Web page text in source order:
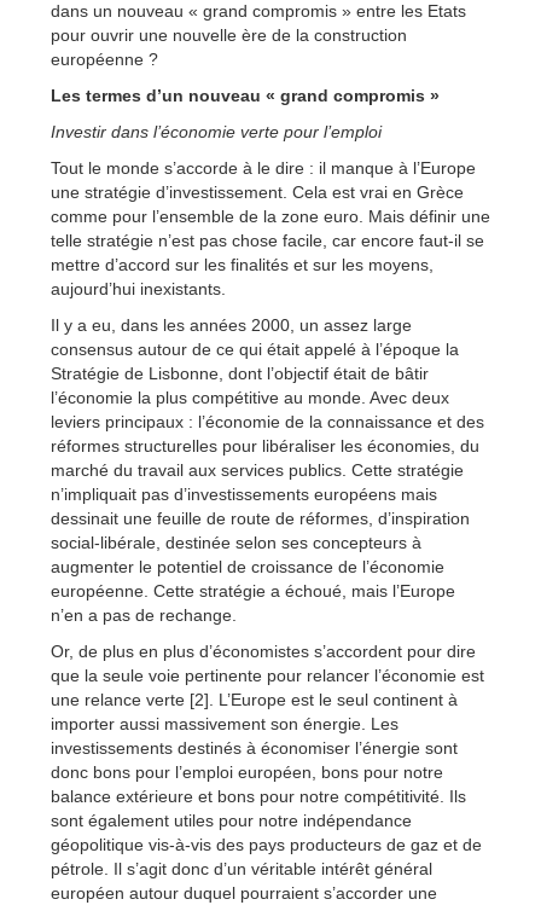
dans un nouveau « grand compromis » entre les Etats
pour ouvrir une nouvelle ère de la construction
européenne ?
Les termes d’un nouveau « grand compromis »
Investir dans l’économie verte pour l’emploi
Tout le monde s’accorde à le dire : il manque à l’Europe
une stratégie d’investissement. Cela est vrai en Grèce
comme pour l’ensemble de la zone euro. Mais définir une
telle stratégie n’est pas chose facile, car encore faut-il se
mettre d’accord sur les finalités et sur les moyens,
aujourd’hui inexistants.
Il y a eu, dans les années 2000, un assez large
consensus autour de ce qui était appelé à l’époque la
Stratégie de Lisbonne, dont l’objectif était de bâtir
l’économie la plus compétitive au monde. Avec deux
leviers principaux : l’économie de la connaissance et des
réformes structurelles pour libéraliser les économies, du
marché du travail aux services publics. Cette stratégie
n’impliquait pas d’investissements européens mais
dessinait une feuille de route de réformes, d’inspiration
social-libérale, destinée selon ses concepteurs à
augmenter le potentiel de croissance de l’économie
européenne. Cette stratégie a échoué, mais l’Europe
n’en a pas de rechange.
Or, de plus en plus d’économistes s’accordent pour dire
que la seule voie pertinente pour relancer l’économie est
une relance verte [2]. L’Europe est le seul continent à
importer aussi massivement son énergie. Les
investissements destinés à économiser l’énergie sont
donc bons pour l’emploi européen, bons pour notre
balance extérieure et bons pour notre compétitivité. Ils
sont également utiles pour notre indépendance
géopolitique vis-à-vis des pays producteurs de gaz et de
pétrole. Il s’agit donc d’un véritable intérêt général
européen autour duquel pourraient s’accorder une